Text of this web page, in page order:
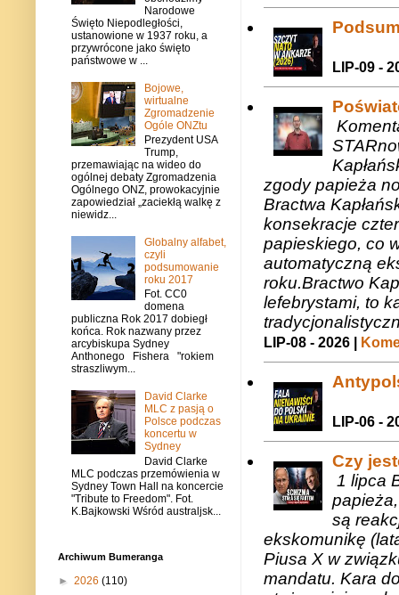
LIP-09 -
zgody papieża
Bractwa
konsekracje
papieskiego, co
automatyczną
roku.Bractwo
lefebrystami, to
LIP-08 - 2026 |
LIP-06 -
Czy
1 lipca
są
ekskomunikę
Piusa X w
mandatu. Kara
Narodowe
Święto Niepodległości,
ustanowione w 1937 roku, a
przywrócone jako święto
państwowe w ...
Bojowe,
wirtualne
Zgromadzenie
Ogóle ONZtu
Prezydent USA
Trump,
przemawiając na wideo do
ogólnej debaty Zgromadzenia
Ogólnego ONZ, prowokacyjnie
zapowiedział „zaciekłą walkę z
niewidz...
Globalny alfabet,
czyli
podsumowanie
roku 2017
Fot. CC0
domena
publiczna Rok 2017 dobiegł
końca. Rok nazwany przez
arcybiskupa Sydney
Anthonego Fishera "rokiem
straszliwym...
David Clarke
MLC z pasją o
Polsce podczas
koncertu w
Sydney
David Clarke
MLC podczas przemówienia w
Sydney Town Hall na koncercie
"Tribute to Freedom". Fot.
K.Bajkowski Wśród australjsk...
Archiwum Bumeranga
► 2026 (110)